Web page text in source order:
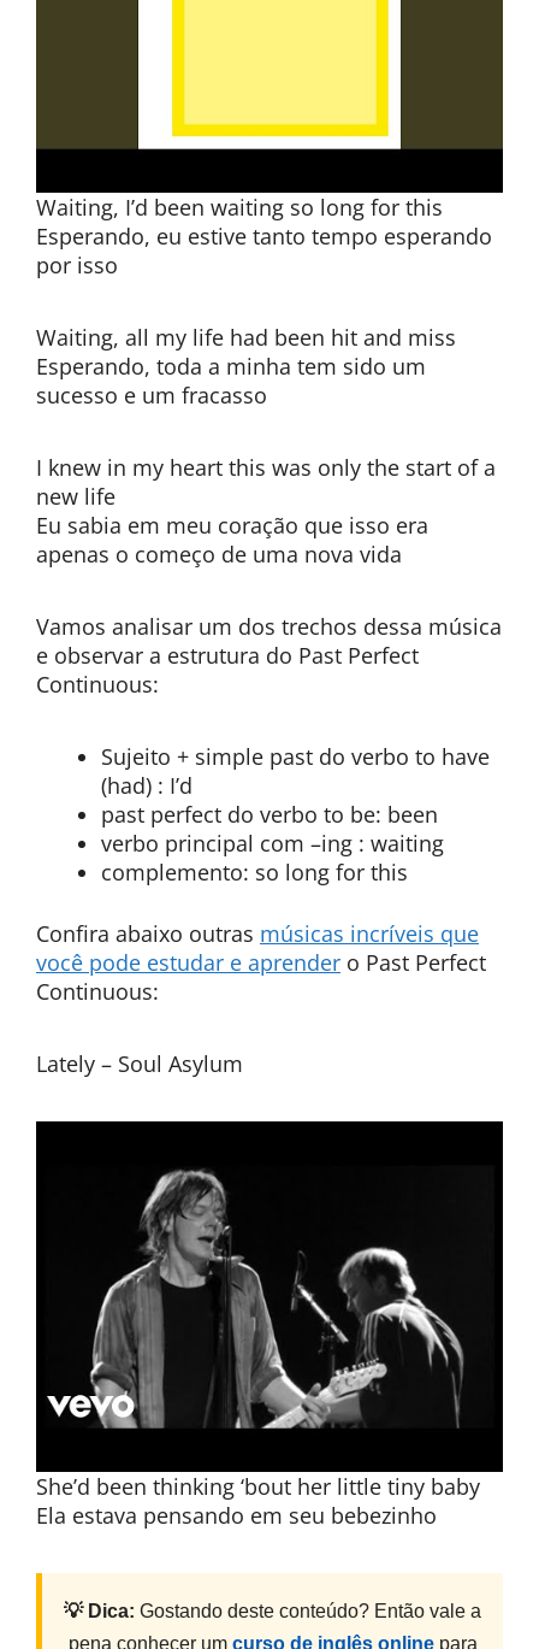
Waiting, I’d been waiting so long for this
Esperando, eu estive tanto tempo esperando
por isso
Waiting, all my life had been hit and miss
Esperando, toda a minha tem sido um
sucesso e um fracasso
I knew in my heart this was only the start of a
new life
Eu sabia em meu coração que isso era
apenas o começo de uma nova vida
Vamos analisar um dos trechos dessa música
e observar a estrutura do Past Perfect
Continuous:
Sujeito + simple past do verbo to have
(had) : I’d
past perfect do verbo to be: been
verbo principal com –ing : waiting
complemento: so long for this
Confira abaixo outras músicas incríveis que
você pode estudar e aprender o Past Perfect
Continuous:
Lately – Soul Asylum
She’d been thinking ‘bout her little tiny baby
Ela estava pensando em seu bebezinho
💡 Dica: Gostando deste conteúdo? Então vale a
pena conhecer um curso de inglês onlinepara